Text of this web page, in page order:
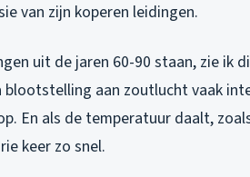
van zijn koperen leidingen.
uit de jaren 60-90 staan, zie ik
blootstelling aan zoutlucht vaak
En als de temperatuur daalt,
keer zo snel.